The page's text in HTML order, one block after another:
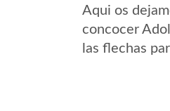
Aqui os
concocer
las flechas